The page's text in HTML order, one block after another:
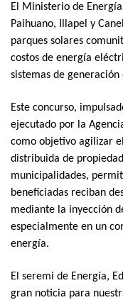
El Ministerio de
Paihuano, Illapel y
parques solares
costos de energía
sistemas de
Este concurso,
ejecutado por la
como objetivo agilizar
distribuida de
municipalidades,
beneficiadas reciban
mediante la inyección
especialmente en un
energía.
El seremi de Energía,
gran noticia para